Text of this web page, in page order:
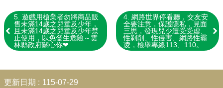
師
專
區
學
區
5. 遊戲用槍業者勿將商品販
售未滿14歲之兒童及少年，
且未滿14歲之兒童及少年禁
止使用，以免發生危險～雲
林縣政府關心你❤
4. 網路世界停看聽，交友安
全要注意，保護隱私，見面
三思，發現兒少遭受受虐、
性剝削、性侵害、網路性霸
凌，檢舉專線113、110。
更新日期
115-07-29